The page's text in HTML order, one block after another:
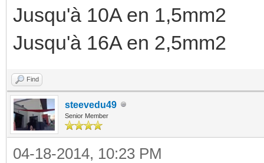
Jusqu'à 10A en 1,5mm2
Jusqu'à 16A en 2,5mm2
Find
steevedu49
Senior Member
04-18-2014, 10:23 PM